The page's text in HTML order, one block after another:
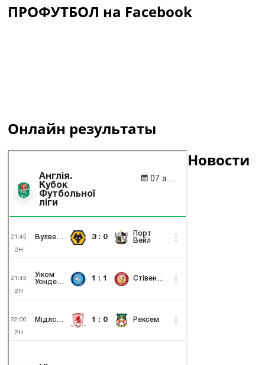
ПРОФУТБОЛ на Facebook
Онлайн результаты
Новости